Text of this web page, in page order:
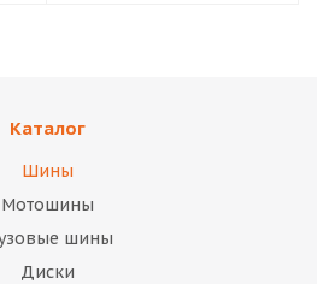
Каталог
Шины
Мотошины
шины
Диски